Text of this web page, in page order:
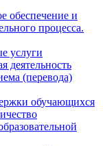
обеспечение и
процесса.
услуги
деятельность
(перевода)
обучающихся